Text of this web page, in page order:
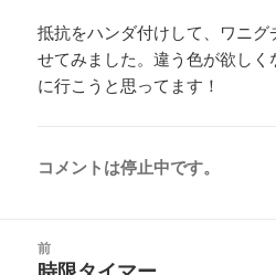
抵抗をハンダ付けして、ワニグ
せてみました。違う色が欲し
に行こうと思ってます！
コメントは停止中です。
前
前